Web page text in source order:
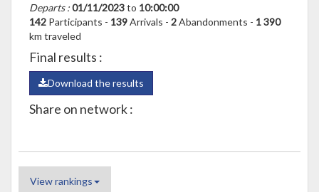
Departs :01/11/2023to 10:00:00
142 Participants - 139Arrivals - 2Abandonments - 1 390
km traveled
Final results :
Download the results
Share on network :
View rankings